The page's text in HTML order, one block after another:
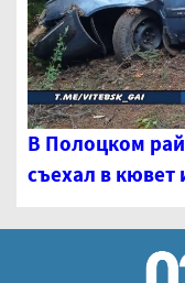
В Полоцком
съехал в кювет